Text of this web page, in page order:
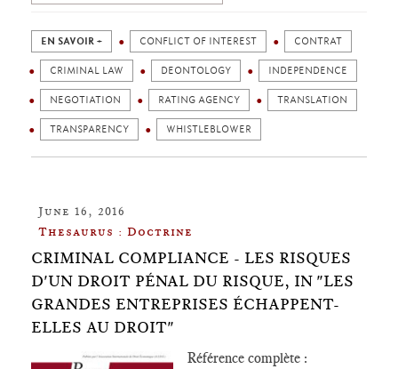
EN SAVOIR + CONFLICT OF INTEREST CONTRAT
CRIMINAL LAW DEONTOLOGY INDEPENDENCE
NEGOTIATION RATING AGENCY TRANSLATION
TRANSPARENCY WHISTLEBLOWER
June 16, 2016
Thesaurus : Doctrine
CRIMINAL COMPLIANCE - LES RISQUES
D'UN DROIT PÉNAL DU RISQUE, IN "LES
GRANDES ENTREPRISES ÉCHAPPENT-
ELLES AU DROIT"
Référence complète :